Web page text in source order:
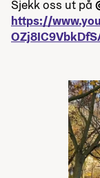
Sjekk oss ut på
https://